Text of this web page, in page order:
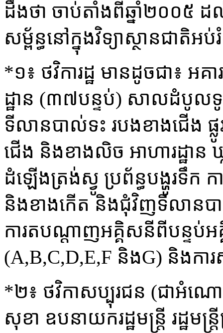
ដឹងថា ចាប់តាំងពីឆ្នាំ២០០៥ ដល់
សម្ព័ន្ធនៅក្នុងវិទ្យាស្ថានជាតិ
*១៖ ថវិការដ្ឋ មានដូចជា៖ អគា
ដ្ឋាន (៣៧បន្ទប់) សាលដំបូល
ទីលានបាល់ទះ របងខាងជើង ផ្លូ
ជើង និងខាងលិច អាហារដ្ឋាន ឃ្
ដំឡើងត្រង់ស្វូ ប្រព័ន្ធបង្ហូរទឹក
និងខាងកើត និងជុំវិញទីលានបា
ការតបណ្តាញអគ្គិសនីពីបន្ទប់អ
(A,B,C,D,E,F និងG) និងក
*២៖ ថវិកាសប្បុរជន (ជាអំ
សុខា ឧបនាយករដ្ឋមន្ដ្រី រដ្ឋ